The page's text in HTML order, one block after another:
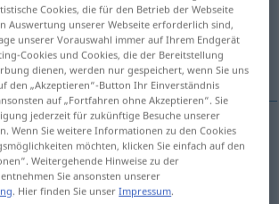
Übersetzung anklicken/antippen)
gerecht
Cookies, die für den Betrieb der Webseite
Auswertung unserer Webseite erforderlich sind,
unserer Vorauswahl immer auf Ihrem Endgerät
Cookies und Cookies, die der Bereitstellung
dienen, werden nur gespeichert, wenn Sie uns
den „Akzeptieren“-Button Ihr Einverständnis
auf „Fortfahren ohne Akzeptieren“. Sie
jederzeit für zukünftige Besuche unserer
Wenn Sie weitere Informationen zu den Cookies
möchten, klicken Sie einfach auf den
Weitergehende Hinweise zu der
Sie ansonsten unserer
. Hier finden Sie unserImpressum.